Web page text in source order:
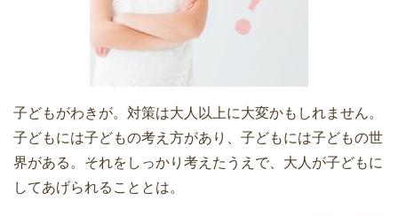
子どもがわきが。対策は大人以上に大変かもしれません。
子どもには子どもの考え方があり、子どもには子どもの世
界がある。それをしっかり考えたうえで、大人が子どもに
してあげられることとは。